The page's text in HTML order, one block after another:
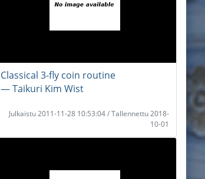
Classical 3-fly coin routine
― Taikuri Kim Wist
Julkaistu 2011-11-28 10:53:04 / Tallennettu 2018-
10-01